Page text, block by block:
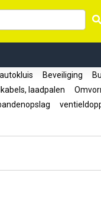
autokluis Beveiliging
laadpalen